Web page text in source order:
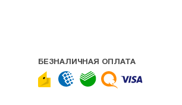
БЕЗНАЛИЧНАЯ ОПЛАТА